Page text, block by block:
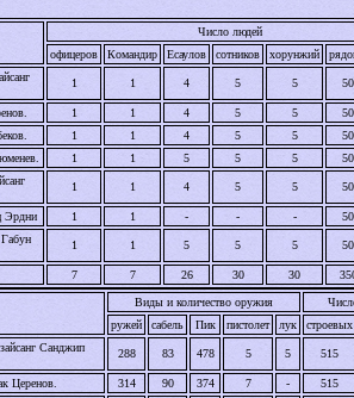
Число людей
офицеров
Командир Есаулов сотников хорунжий
1 1 4 5 5
1 1 4 5 5
1 1 4 5 5
1 1 5 5 5
1 1 4 5 5
Эрдни 1 1 - - -
1 1 5 5 5
7 7 26 30 30
Виды и количество оружия
ружей
сабель Пик пистолет лук строевых
Санджип
288 83 478 5 5 515
Церенов. 314 90 374 7 - 515